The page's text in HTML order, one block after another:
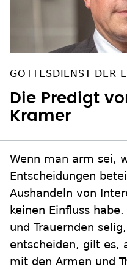
GOTTESDIENST DER
Die Predigt
Kramer
Wenn man arm sei,
Entscheidungen
Aushandeln von
keinen Einfluss
und Trauernden
entscheiden, gilt es,
mit den Armen und